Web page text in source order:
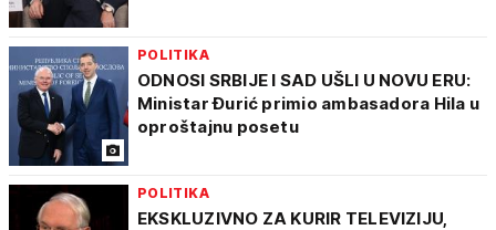
POLITIKA
ODNOSI SRBIJE I SAD UŠLI U NOVU ERU:
Ministar Đurić primio ambasadora Hila u
oproštajnu posetu
POLITIKA
EKSKLUZIVNO ZA KURIR TELEVIZIJU,